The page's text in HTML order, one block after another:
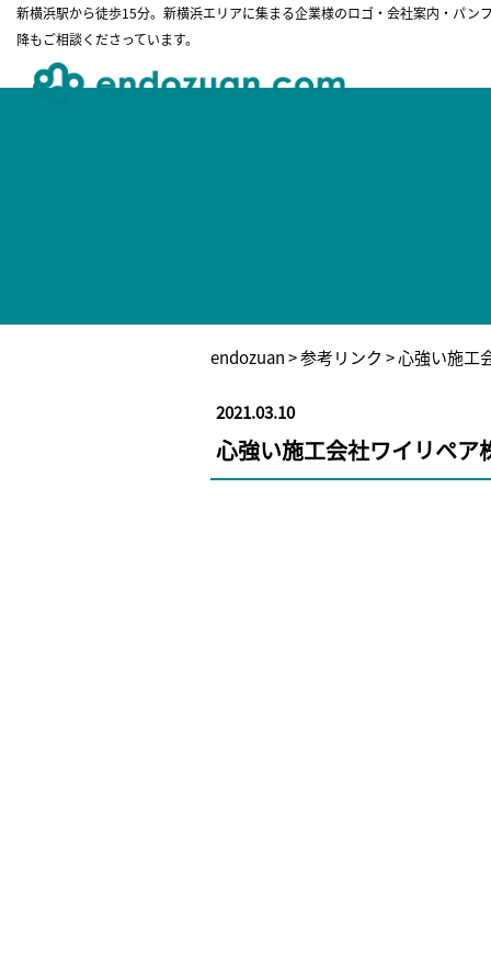
新横浜駅から徒歩15分。新横浜エリアに集まる企業様のロゴ・会社案内・パ
降もご相談くださっています。
endozuan>参考リンク > 心強い施工
2021.03.10
心強い施工会社ワイリペア